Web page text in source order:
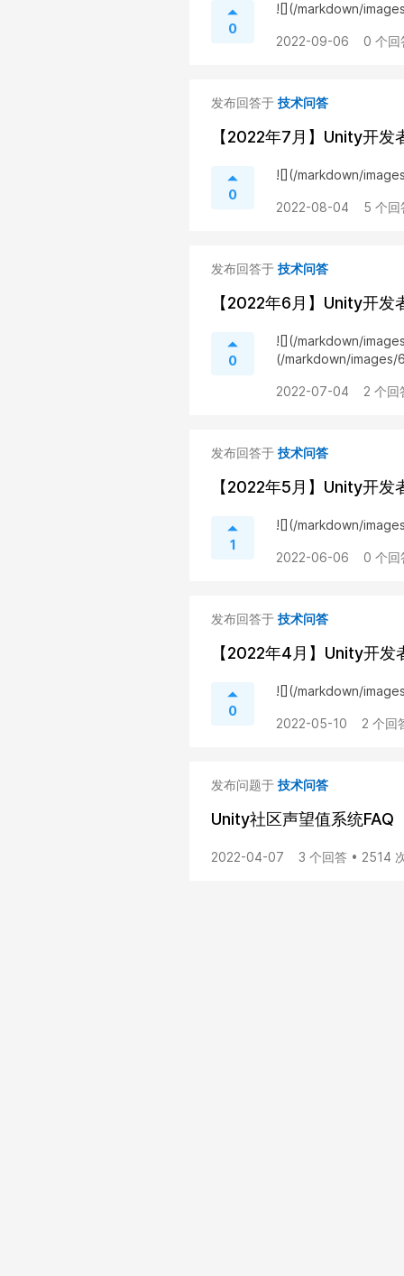
0
![](/markdown/
2022-09-06 0 个回
发布回答于 技术问答
【2022年7月】Unity开
0
![](/markdown/
2022-08-04 5 个回
发布回答于 技术问答
【2022年6月】Unity开
0
![](/markdown/
(/markdown/
2022-07-04 2 个回
发布回答于 技术问答
【2022年5月】Unity开
1
![](/markdown/
2022-06-06 0 个回
发布回答于 技术问答
【2022年4月】Unity开
0
![](/markdown/
2022-05-10 2 个回
发布问题于 技术问答
Unity社区声望值系统FAQ
2022-04-07 3 个回答 • 2514